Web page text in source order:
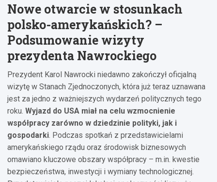
Nowe otwarcie w stosunkach
polsko-amerykańskich? –
Podsumowanie wizyty
prezydenta Nawrockiego
Prezydent Karol Nawrocki niedawno zakończył oficjalną
wizytę w Stanach Zjednoczonych, która już teraz uznawana
jest za jedno z ważniejszych wydarzeń politycznych tego
roku. Wyjazd do USA miał na celu wzmocnienie
współpracy zarówno w dziedzinie polityki, jak i
gospodarki. Podczas spotkań z przedstawicielami
amerykańskiego rządu oraz środowisk biznesowych
omawiano kluczowe obszary współpracy – m.in. kwestie
bezpieczeństwa, inwestycji i wymiany technologicznej.